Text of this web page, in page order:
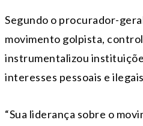
Segundo o procurador-
movimento golpista,
instrumentalizou
interesses pessoais e
“Sua liderança sobre o